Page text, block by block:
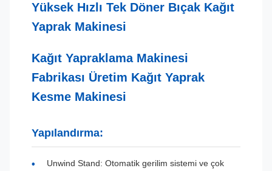
Yüksek Hızlı Tek Döner Bıçak Kağıt
Yaprak Makinesi
Kağıt Yapraklama Makinesi
Fabrikası Üretim Kağıt Yaprak
Kesme Makinesi
Yapılandırma:
Unwind Stand: Otomatik gerilim sistemi ve çok